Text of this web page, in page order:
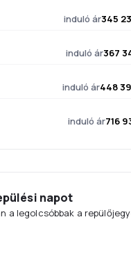
induló ár345
induló ár367
induló ár448
induló ár716
napot
a legolcsóbbak a